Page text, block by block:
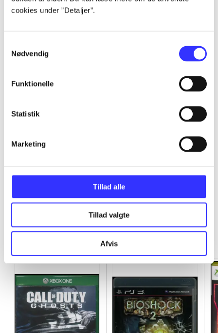
cookies under ”Detaljer”.
Nødvendig
Funktionelle
Statistik
Marketing
Tillad alle
Tillad valgte
Afvis
Alle registrerede artikler fordelt på udgivelser
Minder om